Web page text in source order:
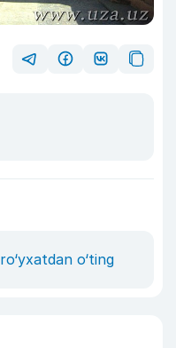
ro‘yxatdan o‘ting